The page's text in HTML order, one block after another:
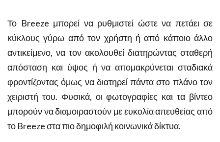
Το Breeze μπορεί να ρυθμιστεί ώστε να πετάει σε
κύκλους γύρω από τον χρήστη ή από κάποιο άλλο
αντικείμενο, να τον ακολουθεί διατηρώντας σταθερή
απόσταση και ύψος ή να απομακρύνεται σταδιακά
φροντίζοντας όμως να διατηρεί πάντα στο πλάνο τον
χειριστή του. Φυσικά, οι φωτογραφίες και τα βίντεο
μπορούν να διαμοιραστούν με ευκολία απευθείας από
το Breeze στα πιο δημοφιλή κοινωνικά δίκτυα.